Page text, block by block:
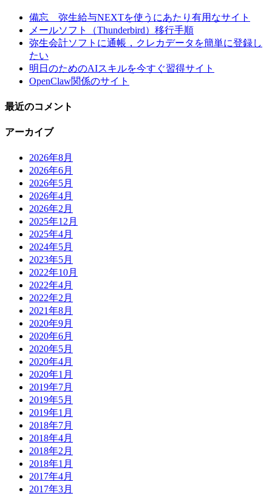
備忘 弥生給与NEXTを使うにあたり有用なサイト
メールソフト（Thunderbird）移行手順
弥生会計ソフトに通帳，クレカデータを簡単に登録し
たい
明日のためのAIスキルを今すぐ習得サイト
OpenClaw関係のサイト
最近のコメント
アーカイブ
2026年8月
2026年6月
2026年5月
2026年4月
2026年2月
2025年12月
2025年4月
2024年5月
2023年5月
2022年10月
2022年4月
2022年2月
2021年8月
2020年9月
2020年6月
2020年5月
2020年4月
2020年1月
2019年7月
2019年5月
2019年1月
2018年7月
2018年4月
2018年2月
2018年1月
2017年4月
2017年3月